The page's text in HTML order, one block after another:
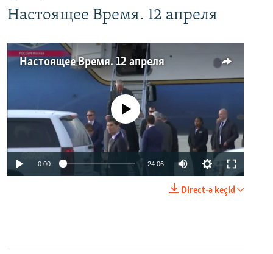
Настоящее Время. 12 апреля
Настоящее Время. 12 апреля
No media source currently available
0:00 24:06
Direct-ə keçid